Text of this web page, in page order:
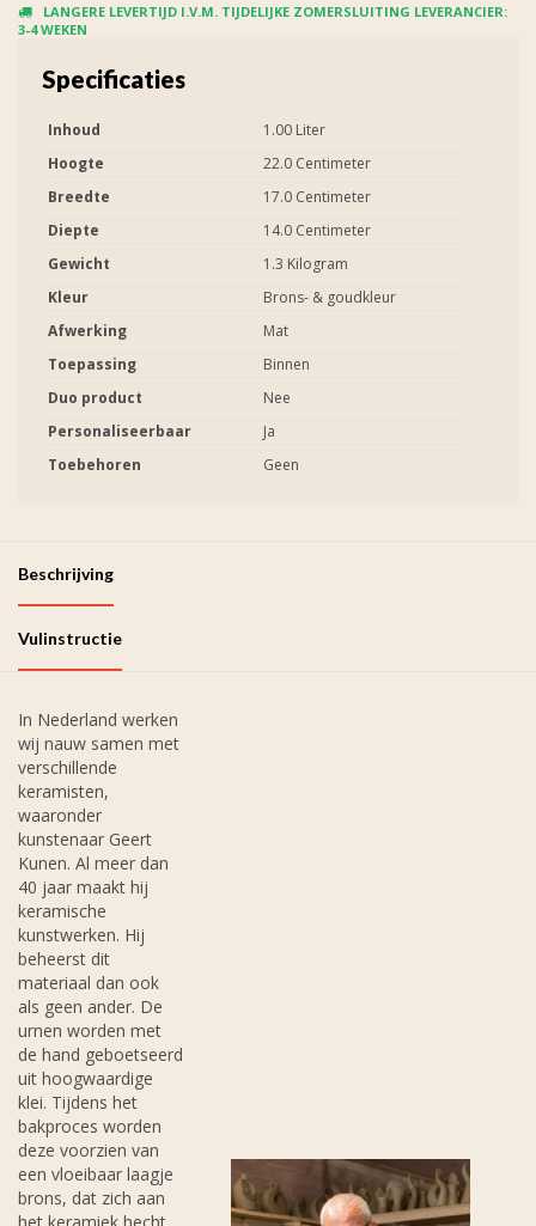
LANGERE LEVERTIJD I.V.M. TIJDELIJKE ZOMERSLUITING LEVERANCIER:
3-4 WEKEN
Specificaties
Inhoud
1.00 Liter
Hoogte
22.0 Centimeter
Breedte
17.0 Centimeter
Diepte
14.0 Centimeter
Gewicht
1.3 Kilogram
Kleur
Brons- & goudkleur
Afwerking
Mat
Toepassing
Binnen
Duo product
Nee
Personaliseerbaar
Ja
Toebehoren
Geen
Beschrijving
Vulinstructie
In Nederland werken
wij nauw samen met
verschillende
keramisten,
waaronder
kunstenaar Geert
Kunen. Al meer dan
40 jaar maakt hij
keramische
kunstwerken. Hij
beheerst dit
materiaal dan ook
als geen ander. De
urnen worden met
de hand geboetseerd
uit hoogwaardige
klei. Tijdens het
bakproces worden
deze voorzien van
een vloeibaar laagje
brons, dat zich aan